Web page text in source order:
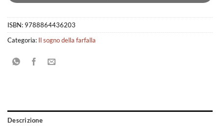
ISBN: 9788864436203
Categoria: Il sogno della farfalla
Descrizione